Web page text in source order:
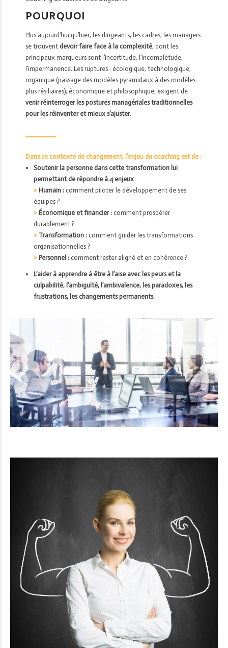
POURQUOI
Plus aujourd’hui qu’hier, les dirigeants, les cadres, les managers
se trouvent devoir faire face à la complexité, dont les
principaux marqueurs sont l’incertitude, l’incomplétude,
l’impermanence. Les ruptures : écologique, technologique,
organique (passage des modèles pyramidaux à des modèles
plus résiliaires), économique et philosophique, exigent de
venir réinterroger les postures managériales traditionnelles
pour les réinventer et mieux s’ajuster.
Dans ce contexte de changement, l’enjeu du coaching est de :
Soutenir la personne dans cette transformation lui
permettant de répondre à 4 enjeux
> Humain :comment piloter le développement de ses
équipes ?
> Économique et financier :comment prospérer
durablement ?
> Transformation :comment guider les transformations
organisationnelles ?
> Personnel :comment rester aligné et en cohérence ?
L’aider à apprendre à être à l’aise avec les peurs et la
culpabilité, l’ambiguïté, l’ambivalence, les paradoxes, les
frustrations, les changements permanents.